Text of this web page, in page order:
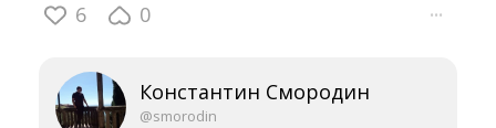
6 0 ···
Константин Смородин
@smorodin